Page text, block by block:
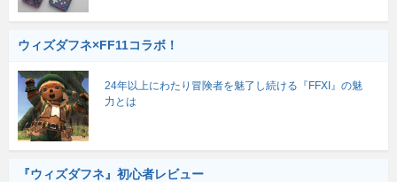
ウィズダフネ×FF11コラボ！
24年以上にわたり冒険者を魅了し続ける『FFXI』の魅
力とは
『ウィズダフネ』初心者レビュー